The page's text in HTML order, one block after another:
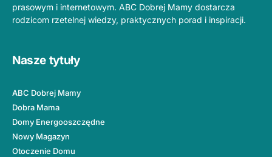
prasowym i internetowym. ABC Dobrej Mamy dostarcza
rodzicom rzetelnej wiedzy, praktycznych porad i inspiracji.
Nasze tytuły
ABC Dobrej Mamy
Dobra Mama
Domy Energooszczędne
Nowy Magazyn
Otoczenie Domu